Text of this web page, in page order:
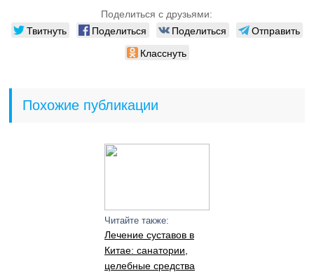
Поделиться с друзьями:
Твитнуть Поделиться Поделиться
Отправить
Класснуть
Похожие публикации
Читайте также:
Лечение суставов в
Китае: санатории,
целебные средства